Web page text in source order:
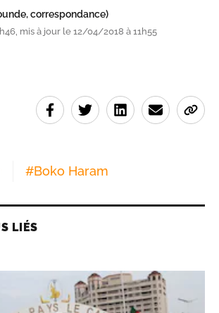
correspondance)
mis à jour le 12/04/2018 à 11h55
#Boko Haram
LIÉS